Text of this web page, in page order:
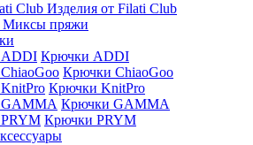
Изделия от Filati Club
Миксы пряжи
Крючки ADDI
Крючки ChiaoGoo
Крючки KnitPro
Крючки GAMMA
Крючки PRYM